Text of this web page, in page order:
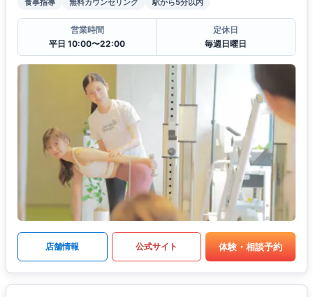
営業時間
平日 10:00〜22:00
定休日
毎週日曜日
店舗情報 公式サイト 体験・相談予約